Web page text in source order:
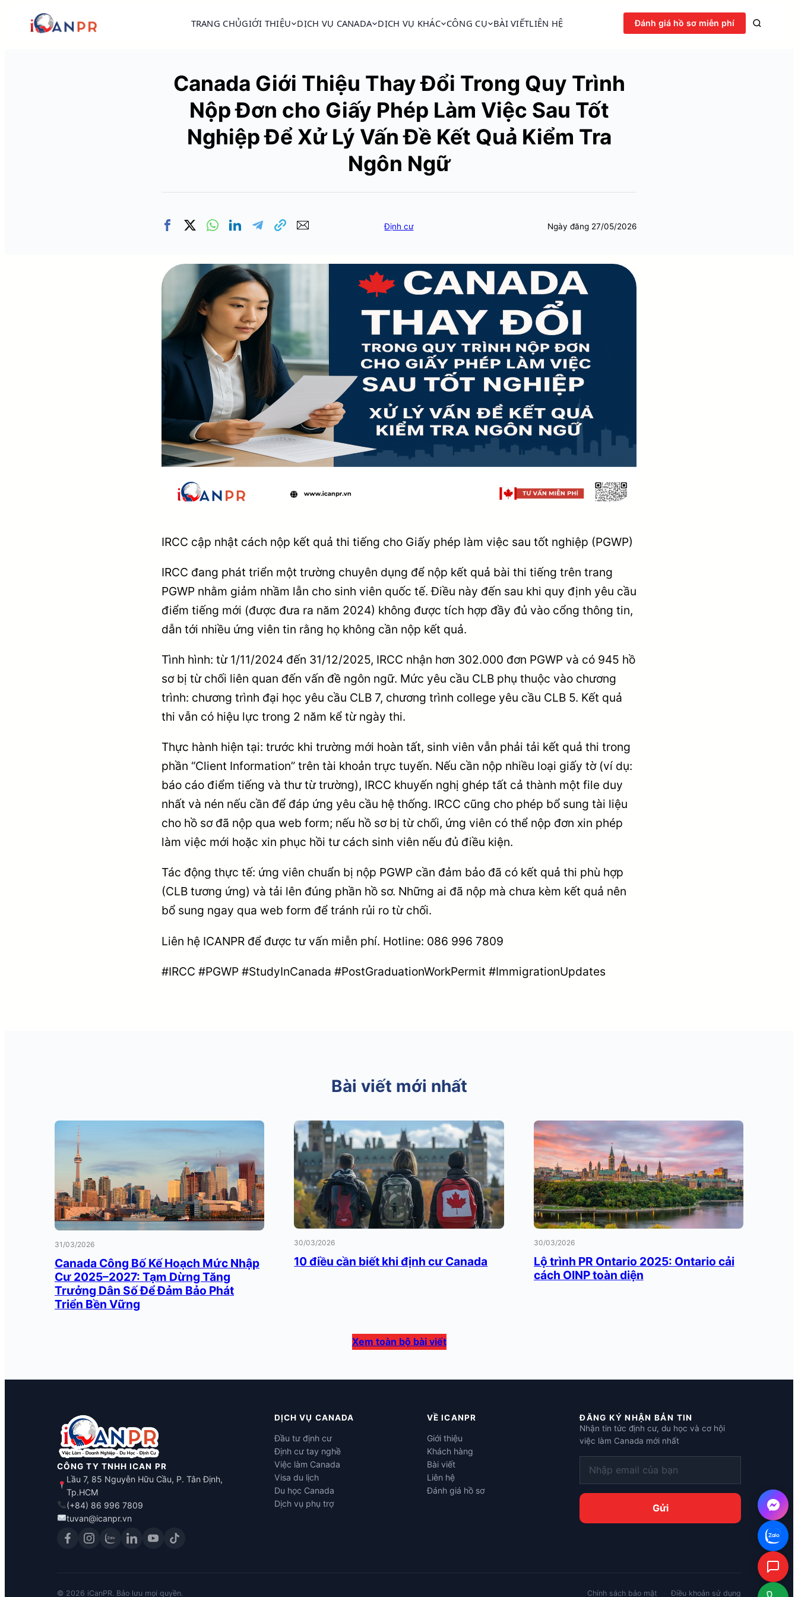
TRANG CHỦGIỚI THIỆU DỊCH VỤ CANADA DỊCH VỤ KHÁC CÔNG CỤ BÀI VIẾTLIÊN HỆ Đánh giá hồ sơ miễn phí
Canada Giới Thiệu Thay Đổi Trong Quy Trình
Nộp Đơn cho Giấy Phép Làm Việc Sau Tốt
Nghiệp Để Xử Lý Vấn Đề Kết Quả Kiểm Tra
Ngôn Ngữ
Định cư Ngày đăng 27/05/2026
IRCC cập nhật cách nộp kết quả thi tiếng cho Giấy phép làm việc sau tốt nghiệp (PGWP)
IRCC đang phát triển một trường chuyên dụng để nộp kết quả bài thi tiếng trên trang
PGWP nhằm giảm nhầm lẫn cho sinh viên quốc tế. Điều này đến sau khi quy định yêu cầu
điểm tiếng mới (được đưa ra năm 2024) không được tích hợp đầy đủ vào cổng thông tin,
dẫn tới nhiều ứng viên tin rằng họ không cần nộp kết quả.
Tình hình: từ 1/11/2024 đến 31/12/2025, IRCC nhận hơn 302.000 đơn PGWP và có 945 hồ
sơ bị từ chối liên quan đến vấn đề ngôn ngữ. Mức yêu cầu CLB phụ thuộc vào chương
trình: chương trình đại học yêu cầu CLB 7, chương trình college yêu cầu CLB 5. Kết quả
thi vẫn có hiệu lực trong 2 năm kể từ ngày thi.
Thực hành hiện tại: trước khi trường mới hoàn tất, sinh viên vẫn phải tải kết quả thi trong
phần “Client Information” trên tài khoản trực tuyến. Nếu cần nộp nhiều loại giấy tờ (ví dụ:
báo cáo điểm tiếng và thư từ trường), IRCC khuyến nghị ghép tất cả thành một file duy
nhất và nén nếu cần để đáp ứng yêu cầu hệ thống. IRCC cũng cho phép bổ sung tài liệu
cho hồ sơ đã nộp qua web form; nếu hồ sơ bị từ chối, ứng viên có thể nộp đơn xin phép
làm việc mới hoặc xin phục hồi tư cách sinh viên nếu đủ điều kiện.
Tác động thực tế: ứng viên chuẩn bị nộp PGWP cần đảm bảo đã có kết quả thi phù hợp
(CLB tương ứng) và tải lên đúng phần hồ sơ. Những ai đã nộp mà chưa kèm kết quả nên
bổ sung ngay qua web form để tránh rủi ro từ chối.
Liên hệ ICANPR để được tư vấn miễn phí. Hotline: 086 996 7809
#IRCC #PGWP #StudyInCanada #PostGraduationWorkPermit #ImmigrationUpdates
Bài viết mới nhất
31/03/2026
Canada Công Bố Kế Hoạch Mức Nhập
Cư 2025–2027: Tạm Dừng Tăng
Trưởng Dân Số Để Đảm Bảo Phát
Triển Bền Vững
30/03/2026
10 điều cần biết khi định cư Canada
30/03/2026
Lộ trình PR Ontario 2025: Ontario cải
cách OINP toàn diện
Xem toàn bộ bài viết
CÔNG TY TNHH ICAN PR
Lầu 7, 85 Nguyễn Hữu Cầu, P. Tân Định,
Tp.HCM
(+84) 86 996 7809
tuvan@icanpr.vn
DỊCH VỤ CANADA
Đầu tư định cư
Định cư tay nghề
Việc làm Canada
Visa du lịch
Du học Canada
Dịch vụ phụ trợ
VỀ ICANPR
Giới thiệu
Khách hàng
Bài viết
Liên hệ
Đánh giá hồ sơ
ĐĂNG KÝ NHẬN BẢN TIN
Nhận tin tức định cư, du học và cơ hội
việc làm Canada mới nhất
© 2026 iCanPR. Bảo lưu mọi quyền. Chính sách bảo mật · Điều khoản sử dụng